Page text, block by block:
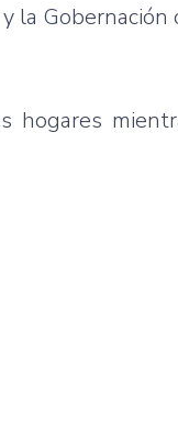
la Gobernación
hogares